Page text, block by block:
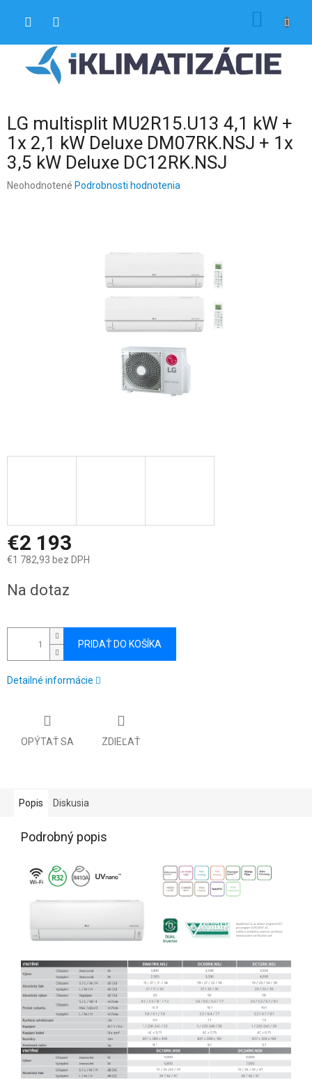
LG multisplit MU2R15.U13 4,1 kW +
1x 2,1 kW Deluxe DM07RK.NSJ + 1x
3,5 kW Deluxe DC12RK.NSJ
Priemerné
Neohodnotené Podrobnosti hodnotenia
€2 193
€1 782,93 bez DPH
cena:
Na dotaz
PRIDAŤ DO KOŠÍKA
Detailné informácie
OPÝTAŤ SA ZDIEĽAŤ
Popis Diskusia
Podrobný popis